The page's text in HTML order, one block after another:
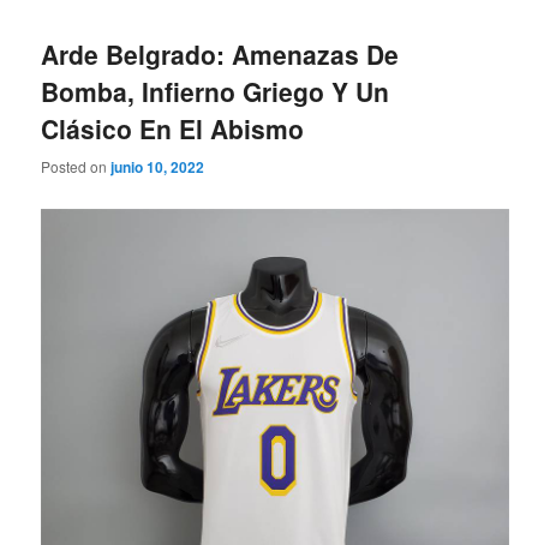
Arde Belgrado: Amenazas De
Bomba, Infierno Griego Y Un
Clásico En El Abismo
Posted onjunio 10, 2022